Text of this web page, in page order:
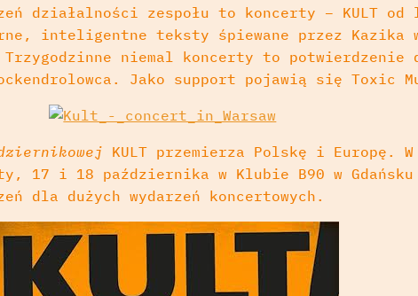
działalności zespołu to koncerty – KULT
inteligentne teksty śpiewane przez Kazika
niemal koncerty to potwierdzenie
Jako support pojawią się Toxic
KULT przemierza Polskę i Europę.
17 i 18 października w Klubie B90 w
dla dużych wydarzeń koncertowych.